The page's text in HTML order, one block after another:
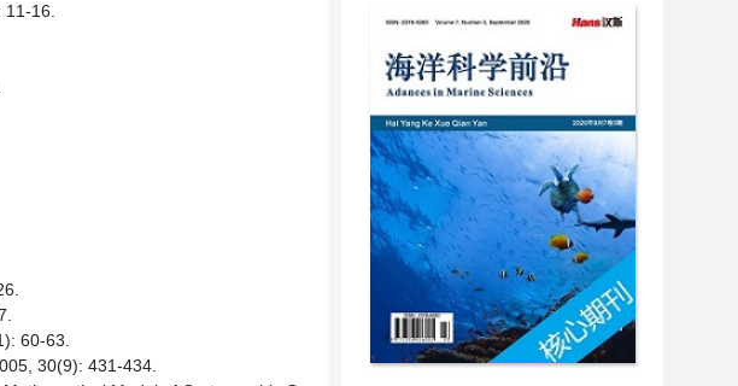
16.
60-63.
30(9): 431-434.